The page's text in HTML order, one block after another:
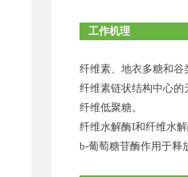
工作机理
纤维素、地衣多糖和谷
纤维素链状结构中心的
纤维低聚糖。
纤维水解酶I和纤维水
b-葡萄糖苷酶作用于释